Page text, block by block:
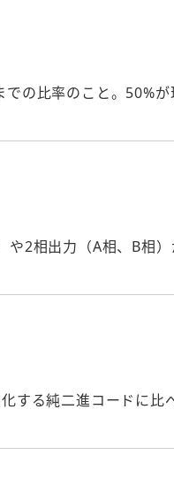
の比率のこと。50%が
2相出力（A相、B相
る純二進コードに比